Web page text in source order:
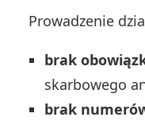
Prowadzenie
brak
skarbowego
brak